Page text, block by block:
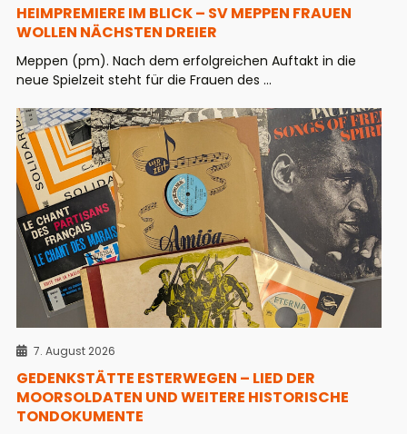
HEIMPREMIERE IM BLICK – SV MEPPEN FRAUEN
WOLLEN NÄCHSTEN DREIER
Meppen (pm). Nach dem erfolgreichen Auftakt in die
neue Spielzeit steht für die Frauen des ...
7. August 2026
GEDENKSTÄTTE ESTERWEGEN – LIED DER
MOORSOLDATEN UND WEITERE HISTORISCHE
TONDOKUMENTE